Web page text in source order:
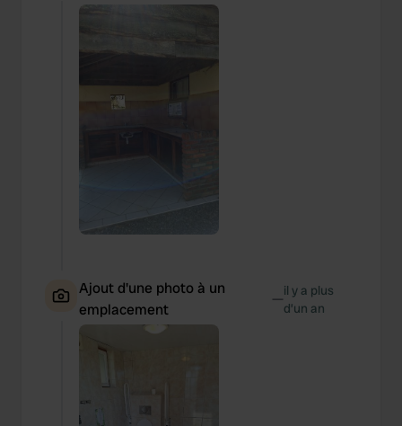
Ajout d'une photo à un
emplacement
—il y a plus
d’un an